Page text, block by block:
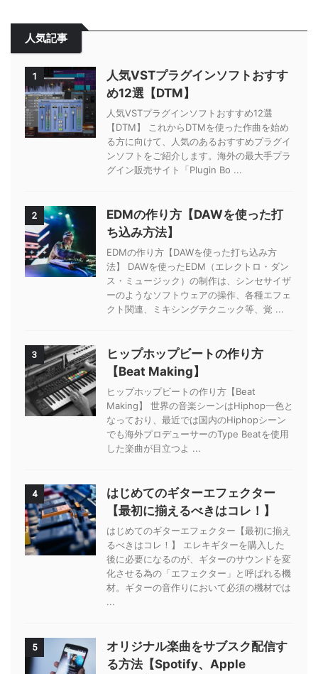
人気記事
1
人気VSTプラグインソフトおすす
め12選【DTM】
人気VSTプラグインソフトおすすめ12選
【DTM】 これからDTMを使った作曲を始め
る方に向けて、人気のあるおすすめプラグイ
ンソフトをご紹介します。海外の最大手プラ
グイン販売サイト「Plugin Bo ...
2
EDMの作り方【DAWを使った打
ち込み方法】
EDMの作り方【DAWを使った打ち込み方
法】 DAWを使ったEDM（エレクトロ・ダン
ス・ミュージック）の制作は、シンセサイザ
ーのようなソフトウェアの操作、各種エフェ
クト関連、ミキシングテクニック等、覚 ...
3
ヒップホップビートの作り方
【Beat Making】
ヒップホップビートの作り方【Beat
Making】 世界の音楽シーンはHiphop一色と
なっており、最近では国内のHiphopシーン
でも海外プロデューサーのType Beatを使用
した楽曲が目立つよ ...
4
はじめてのギターエフェクター
【最初に揃えるべきはコレ！】
はじめてのギターエフェクター【最初に揃え
るべきはコレ！】 エレキギターを購入した
後に必要になるのが、ギターのサウンドを変
化させる為の「エフェクター」と呼ばれる機
材。ギターの音作りにおいて必須の機材では
...
5
オリジナル楽曲をサブスク配信す
る方法【Spotify、Apple